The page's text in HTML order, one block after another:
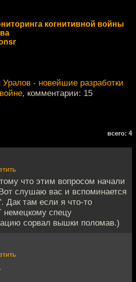
когнитивной войны
- новейшие разработки
, комментарии: 15
всего: 4
что этим вопросом начали
слушаю вас и вспоминается
Дак там если я что-то
немецкому спецу
сорвал вышки поломав.)